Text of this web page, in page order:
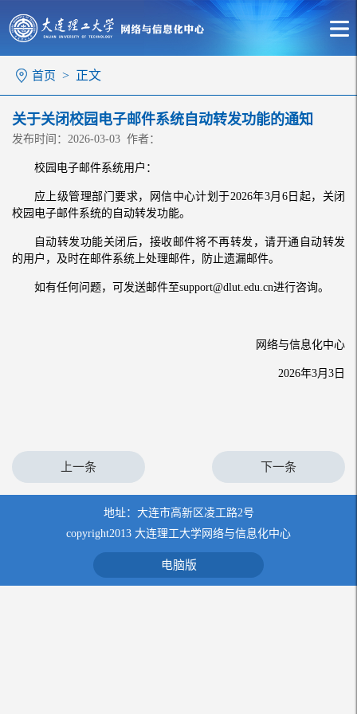
首页 > 正文
关于关闭校园电子邮件系统自动转发功能的通知
发布时间：2026-03-03 作者：
校园电子邮件系统用户：
应上级管理部门要求，网信中心计划于2026年3月6日起，关闭
校园电子邮件系统的自动转发功能。
自动转发功能关闭后，接收邮件将不再转发，请开通自动转发
的用户，及时在邮件系统上处理邮件，防止遗漏邮件。
如有任何问题，可发送邮件至support@dlut.edu.cn进行咨询。
网络与信息化中心
2026年3月3日
上一条 下一条
地址：大连市高新区凌工路2号
copyright2013 大连理工大学网络与信息化中心
电脑版